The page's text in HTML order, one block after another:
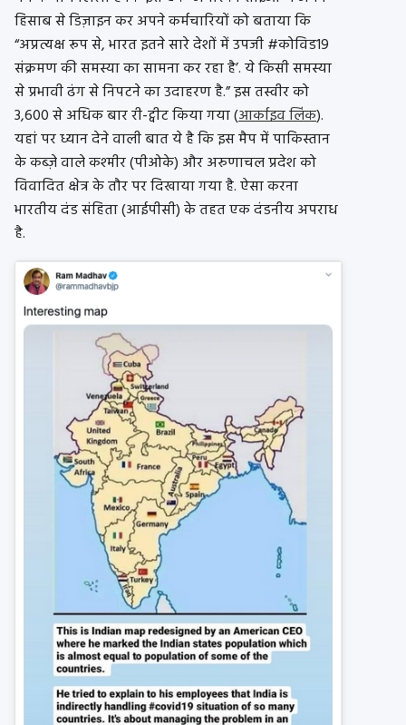
हिसाब से डिज़ाइन कर अपने कर्मचारियों को बताया कि
“अप्रत्यक्ष रूप से, भारत इतने सारे देशों में उपजी #कोविड19
संक्रमण की समस्या का सामना कर रहा है’. ये किसी समस्या
से प्रभावी ढंग से निपटने का उदाहरण है.” इस तस्वीर को
3,600 से अधिक बार री-ट्वीट किया गया (आर्काइव लिंक).
यहां पर ध्यान देने वाली बात ये है कि इस मैप में पाकिस्तान
के कब्ज़े वाले कश्मीर (पीओके) और अरुणाचल प्रदेश को
विवादित क्षेत्र के तौर पर दिखाया गया है. ऐसा करना
भारतीय दंड संहिता (आईपीसी) के तहत एक दंडनीय अपराध
है.